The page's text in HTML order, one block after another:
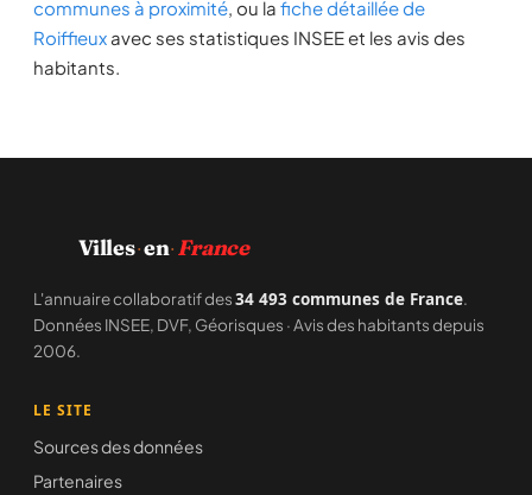
communes à proximité, ou la fiche détaillée de
Roiffieux avec ses statistiques INSEE et les avis des
habitants.
Villes·en· France
L'annuaire collaboratif des34 493 communes de France.
Données INSEE, DVF, Géorisques · Avis des habitants depuis
2006.
LE SITE
Sources des données
Partenaires